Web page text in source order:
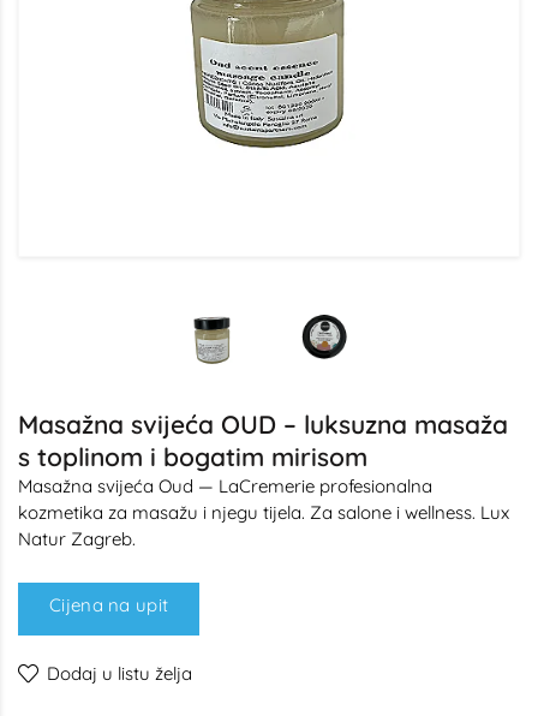
Masažna svijeća OUD – luksuzna masaža
s toplinom i bogatim mirisom
Masažna svijeća Oud — LaCremerie profesionalna
kozmetika za masažu i njegu tijela. Za salone i wellness. Lux
Natur Zagreb.
Cijena na upit
Dodaj u listu želja